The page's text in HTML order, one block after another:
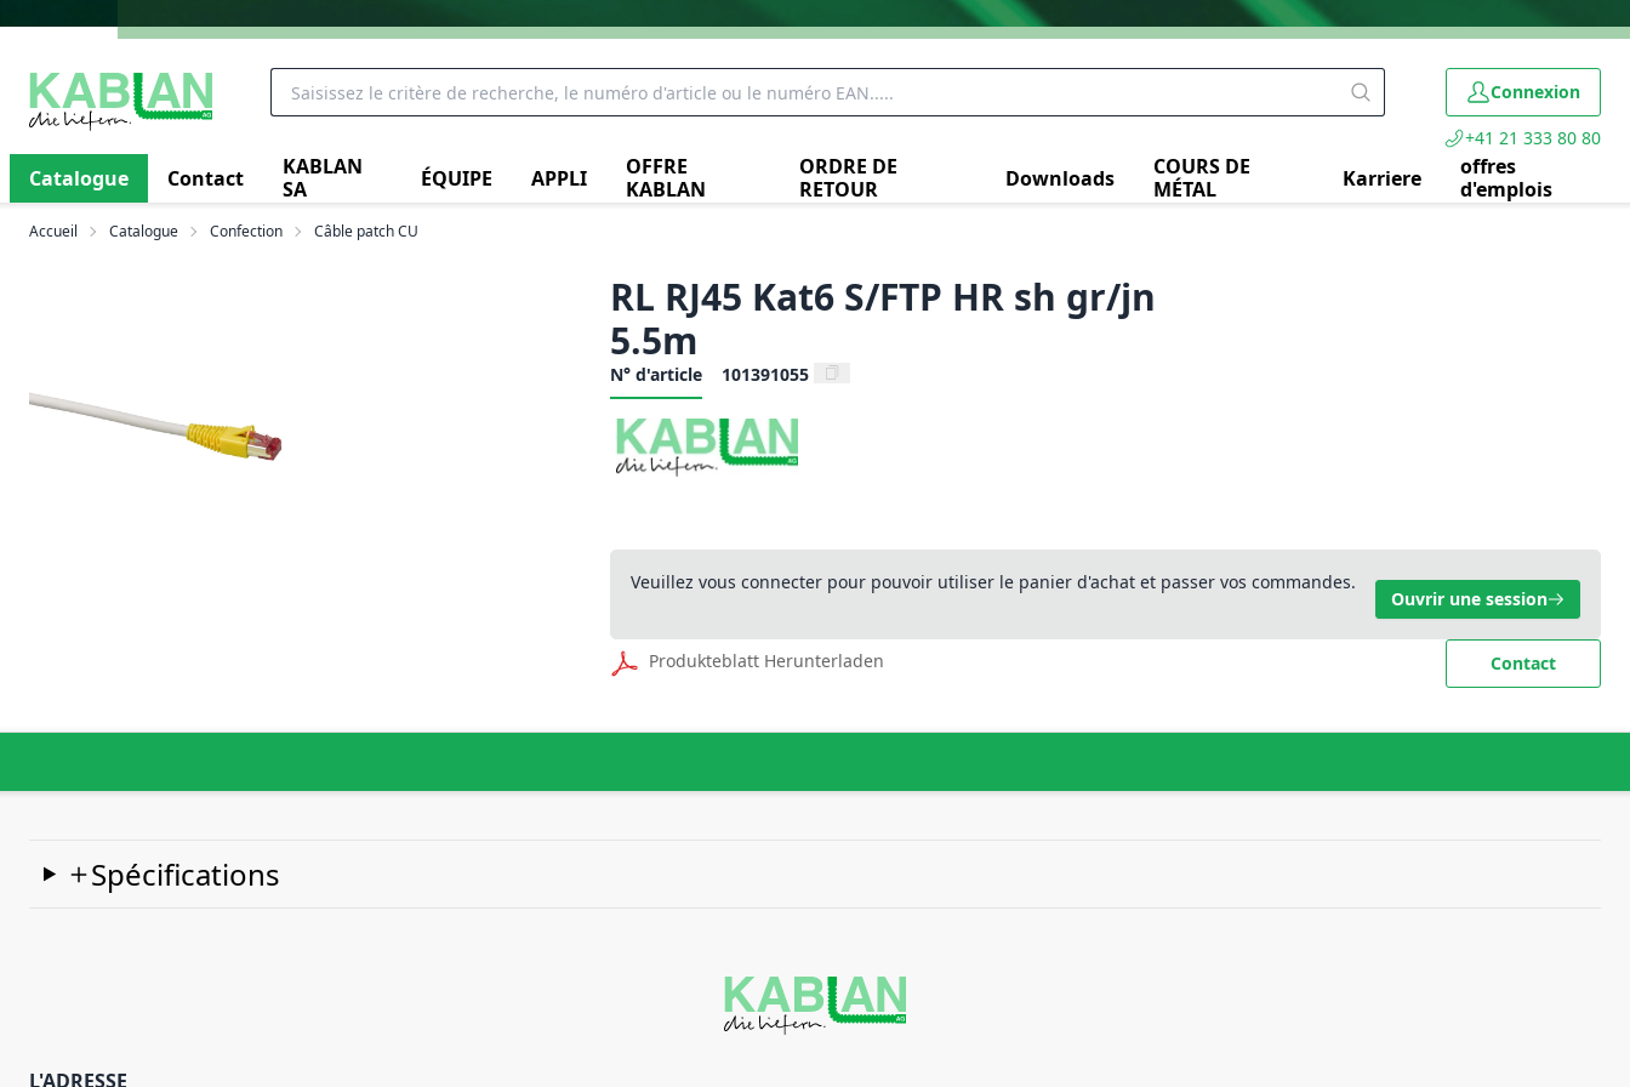
Connexion
+41 21 333 80 80
Catalogue Contact
KABLAN
SA
ÉQUIPE APPLI
OFFRE
KABLAN
ORDRE DE
RETOUR
Downloads
COURS DE
MÉTAL
Karriere
offres
d'emplois
Accueil Catalogue Confection Câble patch CU
RL RJ45 Kat6 S/FTP HR sh gr/jn
5.5m
N° d'article 101391055
Veuillez vous connecter pour pouvoir utiliser le panier d'achat et passer vos commandes.
Ouvrir une session
Produkteblatt Herunterladen Contact
Spécifications
L'ADRESSE